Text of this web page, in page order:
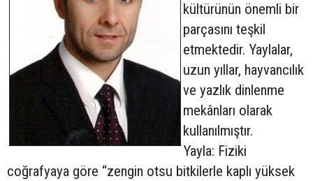
kültürünün önemli bir
parçasını teşkil
etmektedir. Yaylalar,
uzun yıllar, hayvancılık
ve yazlık dinlenme
mekânları olarak
kullanılmıştır.
Yayla: Fiziki
coğrafyaya göre “zengin otsu bitkilerle kaplı yüksek